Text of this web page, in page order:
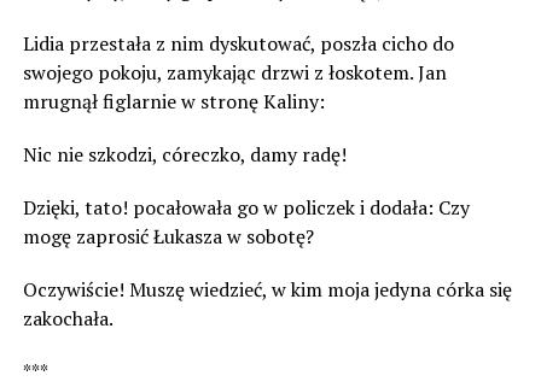
Lidia przestała z nim dyskutować, poszła cicho do
swojego pokoju, zamykając drzwi z łoskotem. Jan
mrugnął figlarnie w stronę Kaliny:
Nic nie szkodzi, córeczko, damy radę!
Dzięki, tato! pocałowała go w policzek i dodała: Czy
mogę zaprosić Łukasza w sobotę?
Oczywiście! Muszę wiedzieć, w kim moja jedyna córka się
zakochała.
***